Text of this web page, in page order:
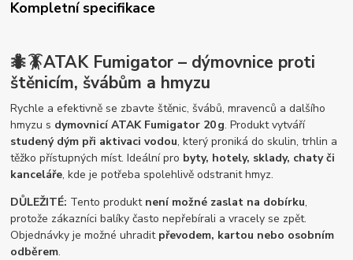
Kompletní specifikace
🐜🪳ATAK Fumigator – dýmovnice proti
štěnicím, švábům a hmyzu
Rychle a efektivně se zbavte štěnic, švábů, mravenců a dalšího
hmyzu s dymovnicí ATAK Fumigator 20 g. Produkt vytváří
studený dým při aktivaci vodou, který proniká do skulin, trhlin a
těžko přístupných míst. Ideální pro byty, hotely, sklady, chaty či
kanceláře, kde je potřeba spolehlivě odstranit hmyz.
DŮLEŽITÉ: Tento produkt není možné zaslat na dobírku,
protože zákazníci balíky často nepřebírali a vracely se zpět.
Objednávky je možné uhradit převodem, kartou nebo osobním
odběrem.